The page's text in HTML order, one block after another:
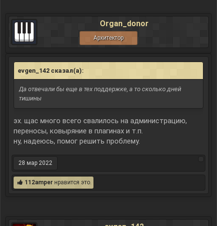
Organ_donor
Архитектор
evgen_142 сказал(а):
Да отвечали бы еще в тех поддержке, а то сколько дней
тишины
эх. щас много всего свалилось на администрацию,
переносы, ковыряние в плагинах и т.п.
ну, надеюсь, помог решить проблему.
28 мар 2022
112amper нравится это.